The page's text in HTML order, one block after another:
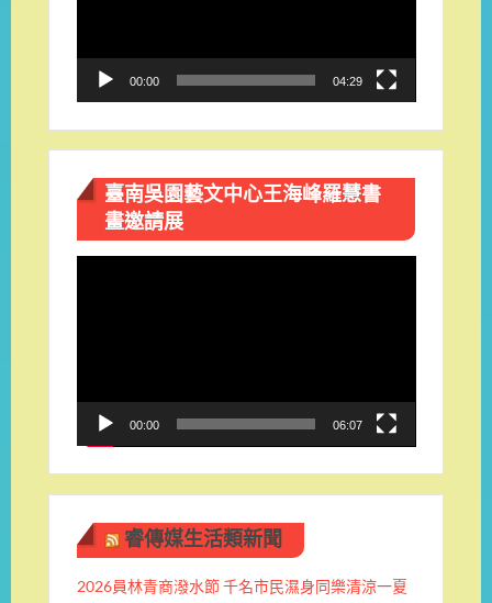
00:00 04:29
臺南吳園藝文中心王海峰羅慧書
畫邀請展
00:00 06:07
睿傳媒生活類新聞
2026員林青商潑水節 千名市民濕身同樂清涼一夏